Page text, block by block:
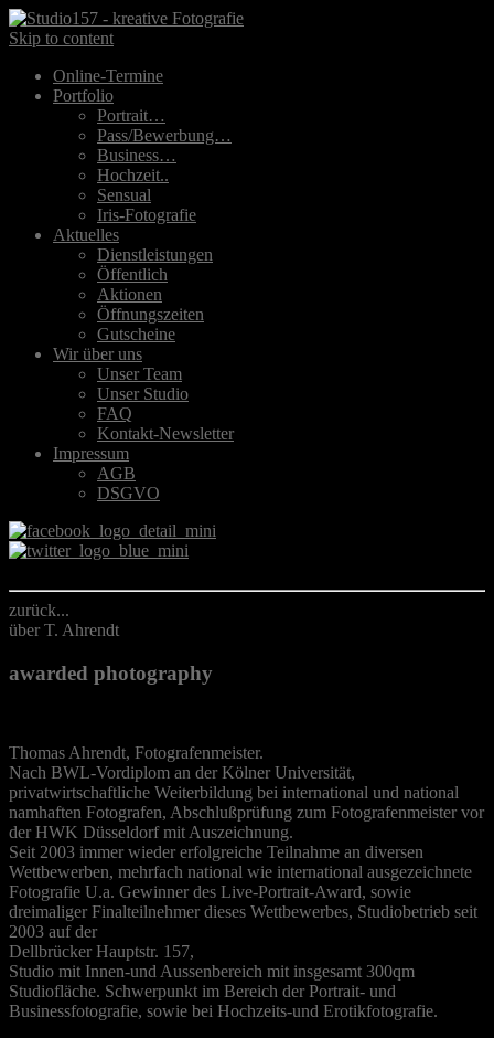
Skip to content
Online-Termine
Portfolio
Portrait…
Pass/Bewerbung…
Business…
Hochzeit..
Sensual
Iris-Fotografie
Aktuelles
Dienstleistungen
Öffentlich
Aktionen
Öffnungszeiten
Gutscheine
Wir über uns
Unser Team
Unser Studio
FAQ
Kontakt-Newsletter
Impressum
AGB
DSGVO
zurück...
über T. Ahrendt
awarded photography
Thomas Ahrendt, Fotografenmeister.
Nach BWL-Vordiplom an der Kölner Universität,
privatwirtschaftliche Weiterbildung bei international und national
namhaften Fotografen, Abschlußprüfung zum Fotografenmeister vor
der HWK Düsseldorf mit Auszeichnung.
Seit 2003 immer wieder erfolgreiche Teilnahme an diversen
Wettbewerben, mehrfach national wie international ausgezeichnete
Fotografie U.a. Gewinner des Live-Portrait-Award, sowie
dreimaliger Finalteilnehmer dieses Wettbewerbes, Studiobetrieb seit
2003 auf der
Dellbrücker Hauptstr. 157,
Studio mit Innen-und Aussenbereich mit insgesamt 300qm
Studiofläche. Schwerpunkt im Bereich der Portrait- und
Businessfotografie, sowie bei Hochzeits-und Erotikfotografie.